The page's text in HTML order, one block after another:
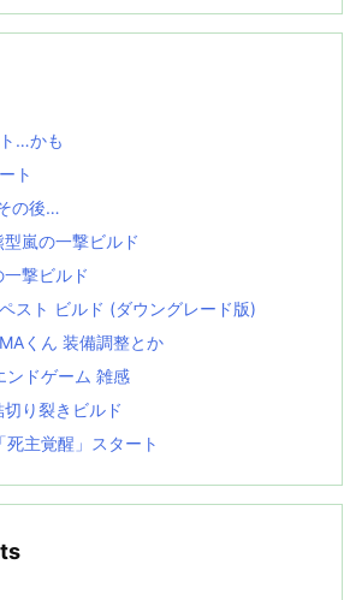
…かも
ト
の後…
嵐の一撃ビルド
撃ビルド
スト ビルド (ダウングレード版)
くん 装備調整とか
ドゲーム 雑感
り裂きビルド
主覚醒」スタート